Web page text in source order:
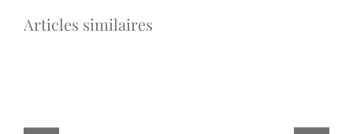
Articles similaires